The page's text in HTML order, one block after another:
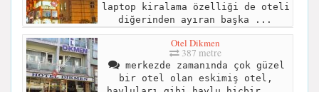
laptop kiralama özelliği de oteli
diğerinden ayıran başka ...
Otel Dikmen
387 metre
merkezde zamanında çok güzel
bir otel olan eskimiş otel,